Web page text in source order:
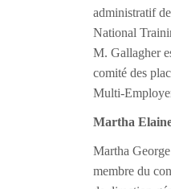
administratif
National
M. Gallagher
comité des
Multi-
Martha
Martha
membre du